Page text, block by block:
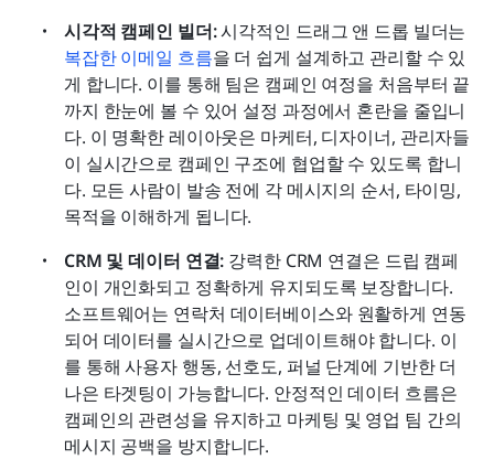
시각적 캠페인 빌더:
복잡한 이메일 흐름을 더 쉽게 설계하고 관리할 수 있
게 합니다. 이를 통해 팀은 캠페인 여정을 처음부터 끝
까지 한눈에 볼 수 있어 설정 과정에서 혼란을 줄입니
다. 이 명확한 레이아웃은 마케터, 디자이너, 관리자들
이 실시간으로 캠페인 구조에 협업할 수 있도록 합니
다. 모든 사람이 발송 전에 각 메시지의 순서, 타이밍,
목적을 이해하게 됩니다.
CRM 및 데이터 연결: 강력한 CRM 연결은 드립 캠페
인이 개인화되고 정확하게 유지되도록 보장합니다.
소프트웨어는 연락처 데이터베이스와 원활하게 연동
되어 데이터를 실시간으로 업데이트해야 합니다. 이
를 통해 사용자 행동, 선호도, 퍼널 단계에 기반한 더
나은 타겟팅이 가능합니다. 안정적인 데이터 흐름은
캠페인의 관련성을 유지하고 마케팅 및 영업 팀 간의
메시지 공백을 방지합니다.